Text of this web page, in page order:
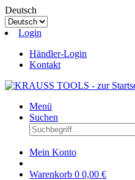
Deutsch
Login
Händler-Login
Kontakt
Menü
Suchen
Mein Konto
Warenkorb 0 0,00 €